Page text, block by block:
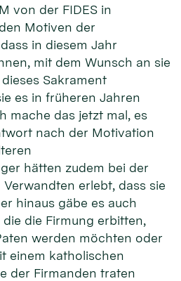
von der FIDES in
Motiven der
in diesem Jahr
mit dem Wunsch an sie
Sakrament
es in früheren Jahren
mache das jetzt mal, es
nach der Motivation
hätten zudem bei der
erlebt, dass sie
hinaus gäbe es auch
die Firmung erbitten,
werden möchten oder
einem katholischen
der Firmanden traten